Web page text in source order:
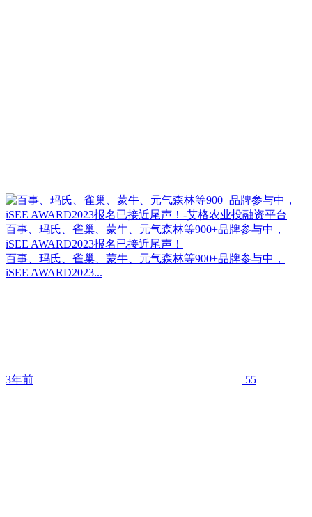
百事、玛氏、雀巢、蒙牛、元气森林等900+品牌参与中，
iSEE AWARD2023报名已接近尾声！
百事、玛氏、雀巢、蒙牛、元气森林等900+品牌参与中，
iSEE AWARD2023...
3年前 55